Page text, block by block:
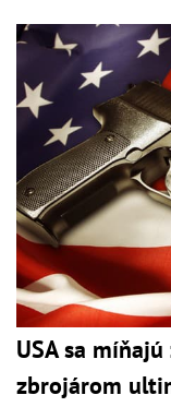
USA sa
zbrojárom